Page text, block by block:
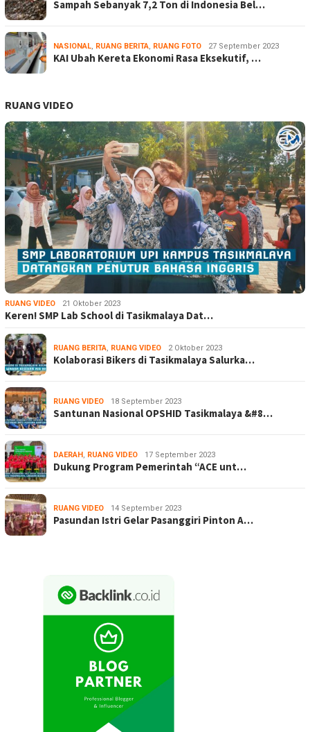
Sampah Sebanyak 7,2 Ton di Indonesia Bel…
NASIONAL, RUANG BERITA, RUANG FOTO 27 September 2023
KAI Ubah Kereta Ekonomi Rasa Eksekutif, …
RUANG VIDEO
RUANG VIDEO 21 Oktober 2023
Keren! SMP Lab School di Tasikmalaya Dat…
RUANG BERITA, RUANG VIDEO 2 Oktober 2023
Kolaborasi Bikers di Tasikmalaya Salurka…
RUANG VIDEO 18 September 2023
Santunan Nasional OPSHID Tasikmalaya &#8…
DAERAH, RUANG VIDEO 17 September 2023
Dukung Program Pemerintah “ACE unt…
RUANG VIDEO 14 September 2023
Pasundan Istri Gelar Pasanggiri Pinton A…